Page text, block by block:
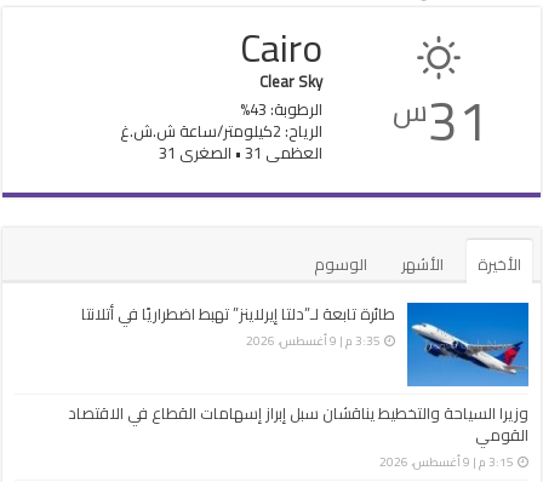
31س
Cairo
Clear Sky
الرطوبة: 43%
الرياح: 2كيلومتر/ساعة ش.ش.غ
العظمى 31 • الصغرى 31
الأخيرة الأشهر
الوسوم
طائرة تابعة لـ”دلتا إيرلاينز” تهبط اضطراريًا في أتلانتا
3:35 م | 9 أغسطس، 2026
وزيرا السياحة والتخطيط يناقشان سبل إبراز إسهامات القطاع في الاقتصاد
القومي
3:15 م | 9 أغسطس، 2026